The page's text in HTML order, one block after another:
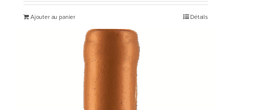
Ajouter au panier Détails